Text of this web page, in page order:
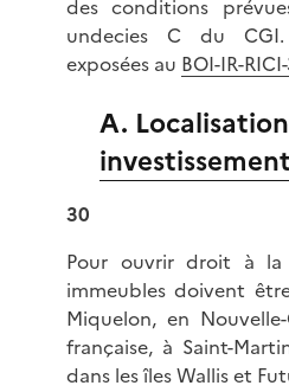
des conditions
undecies C du
exposées au BOI-IR-
A.
30
Pour ouvrir droit à la
immeubles doivent
Miquelon, en
française, à Saint-
dans les îles Wallis et